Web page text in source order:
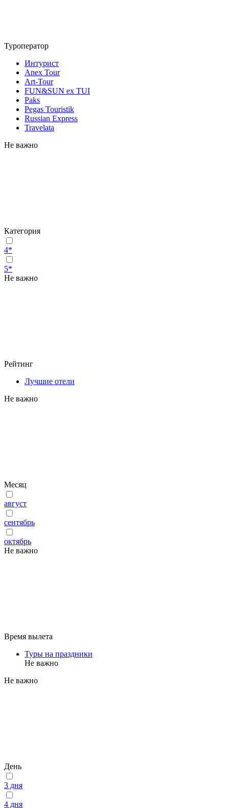
Туроператор
Интурист
Anex Tour
Art-Tour
FUN&SUN ex TUI
Paks
Pegas Touristik
Russian Express
Travelata
Не важно
Категория
4*
5*
Не важно
Рейтинг
Лучшие отели
Не важно
Месяц
август
сентябрь
октябрь
Не важно
Время вылета
Туры на праздники
Не важно
Не важно
День
3 дня
4 дня